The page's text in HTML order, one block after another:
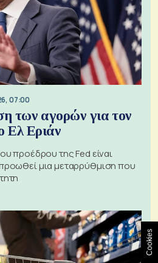
07:00
των αγορών για τον
Ελ Εριάν
προέδρου της Fed είναι
μια μεταρρύθμιση που
Cookies